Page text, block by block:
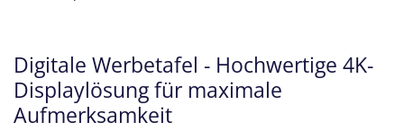
Digitale Werbetafel - Hochwertige 4K-
Displaylösung für maximale
Aufmerksamkeit